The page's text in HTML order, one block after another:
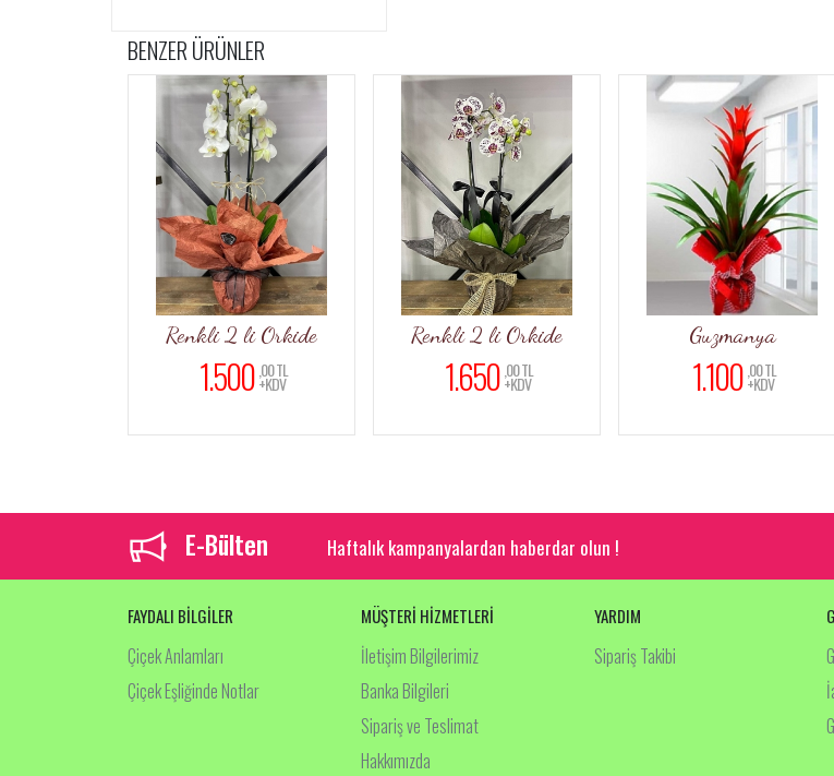
BENZER ÜRÜNLER
Renkli 2 li Orkide
1.500 ,00 TL
+KDV
Renkli 2 li Orkide
1.650 ,00 TL
+KDV
Guzmanya
1.100 ,00 TL
+KDV
E-Bülten Haftalık kampanyalardan haberdar olun !
FAYDALI BİLGİLER
Çiçek Anlamları
Çiçek Eşliğinde Notlar
MÜŞTERİ HİZMETLERİ
İletişim Bilgilerimiz
Banka Bilgileri
Sipariş ve Teslimat
Hakkımızda
YARDIM
Sipariş Takibi